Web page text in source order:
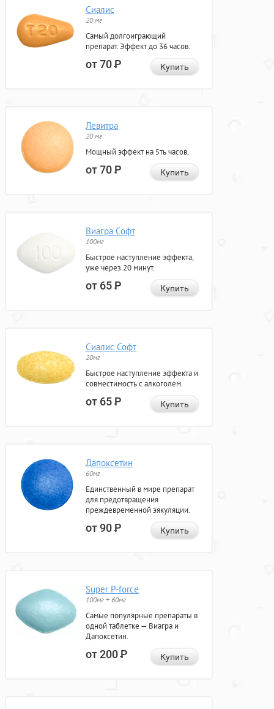
Сиалис
20 мг
Самый долгоиграющий
препарат. Эффект до 36 часов.
от 70Р Купить
Левитра
20 мг
Мощный эффект на 5ть часов.
от 70Р Купить
Виагра Софт
100мг
Быстрое наступление эффекта,
уже через 20 минут.
от 65Р Купить
Сиалис Софт
20мг
Быстрое наступление эффекта и
совместимость с алкоголем.
от 65Р Купить
Дапоксетин
60мг
Единственный в мире препарат
для предотвращения
преждевременной эякуляции.
от 90Р Купить
Super P-force
100мг + 60мг
Самые популярные препараты в
одной таблетке — Виагра и
Дапоксетин.
от 200Р Купить